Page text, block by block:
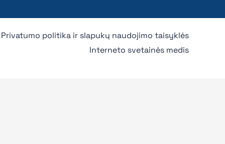
Privatumo politika ir slapukų naudojimo taisyklės
Interneto svetainės medis